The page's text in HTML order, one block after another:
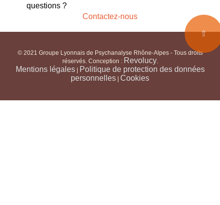
questions ?
Contactez-nous
⇧
© 2021 Groupe Lyonnais de Psychanalyse Rhône-Alpes - Tous droits
réservés. Conception : Revolucy.
Mentions légales|
Politique de protection des données
personnelles Cookies